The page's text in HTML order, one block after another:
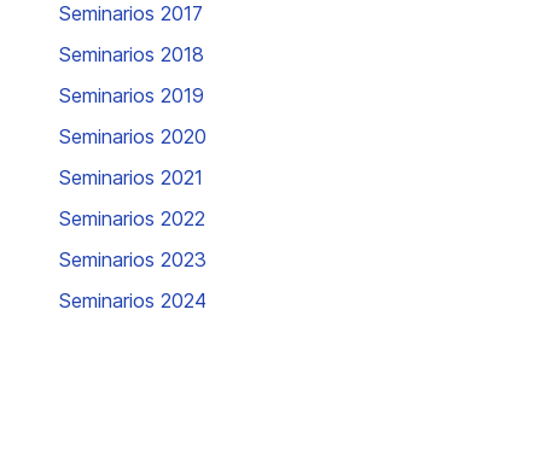
Seminarios 2017
Seminarios 2018
Seminarios 2019
Seminarios 2020
Seminarios 2021
Seminarios 2022
Seminarios 2023
Seminarios 2024